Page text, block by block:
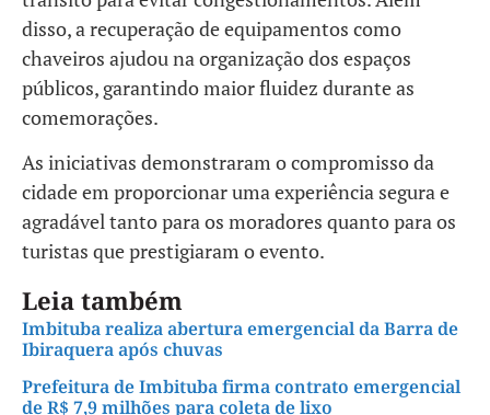
disso, a recuperação de equipamentos como
chaveiros ajudou na organização dos espaços
públicos, garantindo maior fluidez durante as
comemorações.
As iniciativas demonstraram o compromisso da
cidade em proporcionar uma experiência segura e
agradável tanto para os moradores quanto para os
turistas que prestigiaram o evento.
Leia também
Imbituba realiza abertura emergencial da Barra de
Ibiraquera após chuvas
Prefeitura de Imbituba firma contrato emergencial
de R$ 7,9 milhões para coleta de lixo